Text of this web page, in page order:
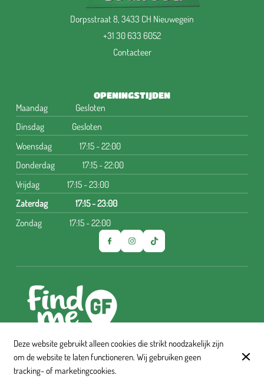
Dorpsstraat 8, 3433 CH Nieuwegein
+31 30 633 6052
Contacteer
OPENINGSTIJDEN
Maandag
Gesloten
Dinsdag
Gesloten
Woensdag
17:15 - 22:00
Donderdag
17:15 - 22:00
Vrijdag
17:15 - 23:00
Zaterdag
17:15 - 23:00
Zondag
17:15 - 22:00
© Cindisch Soulfood 2026
Deze website gebruikt alleen cookies die strikt noodzakelijk zijn
om de website te laten functioneren. Wij gebruiken geen
tracking- of marketingcookies.